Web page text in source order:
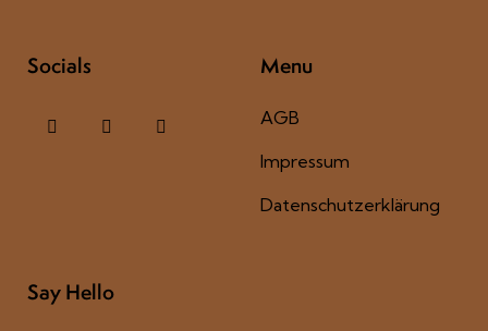
Socials Menu
AGB
Impressum
Datenschutzerklärung
Say Hello